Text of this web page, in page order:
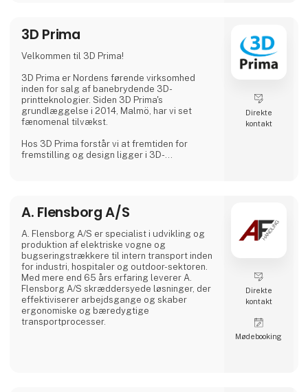
produktionsprocesser.
Hvorfor Vælge Os?
med en passion for at levere pålidelige
produkter
3D Prima
Velkommen til 3D Prima!
3D Prima er Nordens førende virksomhed
inden for salg af banebrydende 3D-
printteknologier. Siden 3D Prima's
grundlæggelse i 2014, Malmö, har vi set
fænomenal tilvækst.
Hos 3D Prima forstår vi at fremtiden for
fremstilling og design ligger i 3D-
vores kunders behov. Uanset om du er en
kreativ professionel, en industriel producent
eller en entusiastisk hobbyist, har vores
omfattende produktudvalg noget
ekstraordinært at tilbyde.
Vi samarbejder med anerken
Direkte
kontakt
A. Flensborg A/S
A. Flensborg A/S er specialist i udvikling og
produktion af elektriske vogne og
bugseringstrækkere til intern transport inden
for industri, hospitaler og outdoor-sektoren.
Med mere end 65 års erfaring leverer A.
Flensborg A/S skræddersyede løsninger, der
effektiviserer arbejdsgange og skaber
ergonomiske og bæredygtige
transportprocesser.
Direkte
kontakt
Møde­booking